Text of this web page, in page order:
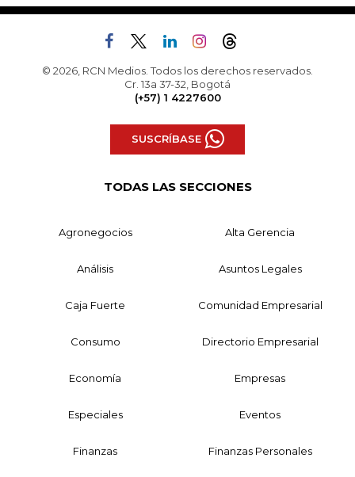
© 2026, RCN Medios. Todos los derechos reservados.
Cr. 13a 37-32, Bogotá
(+57) 1 4227600
SUSCRÍBASE
TODAS LAS SECCIONES
Agronegocios Alta Gerencia
Análisis Asuntos Legales
Caja Fuerte Comunidad Empresarial
Consumo Directorio Empresarial
Economía Empresas
Especiales Eventos
Finanzas Finanzas Personales